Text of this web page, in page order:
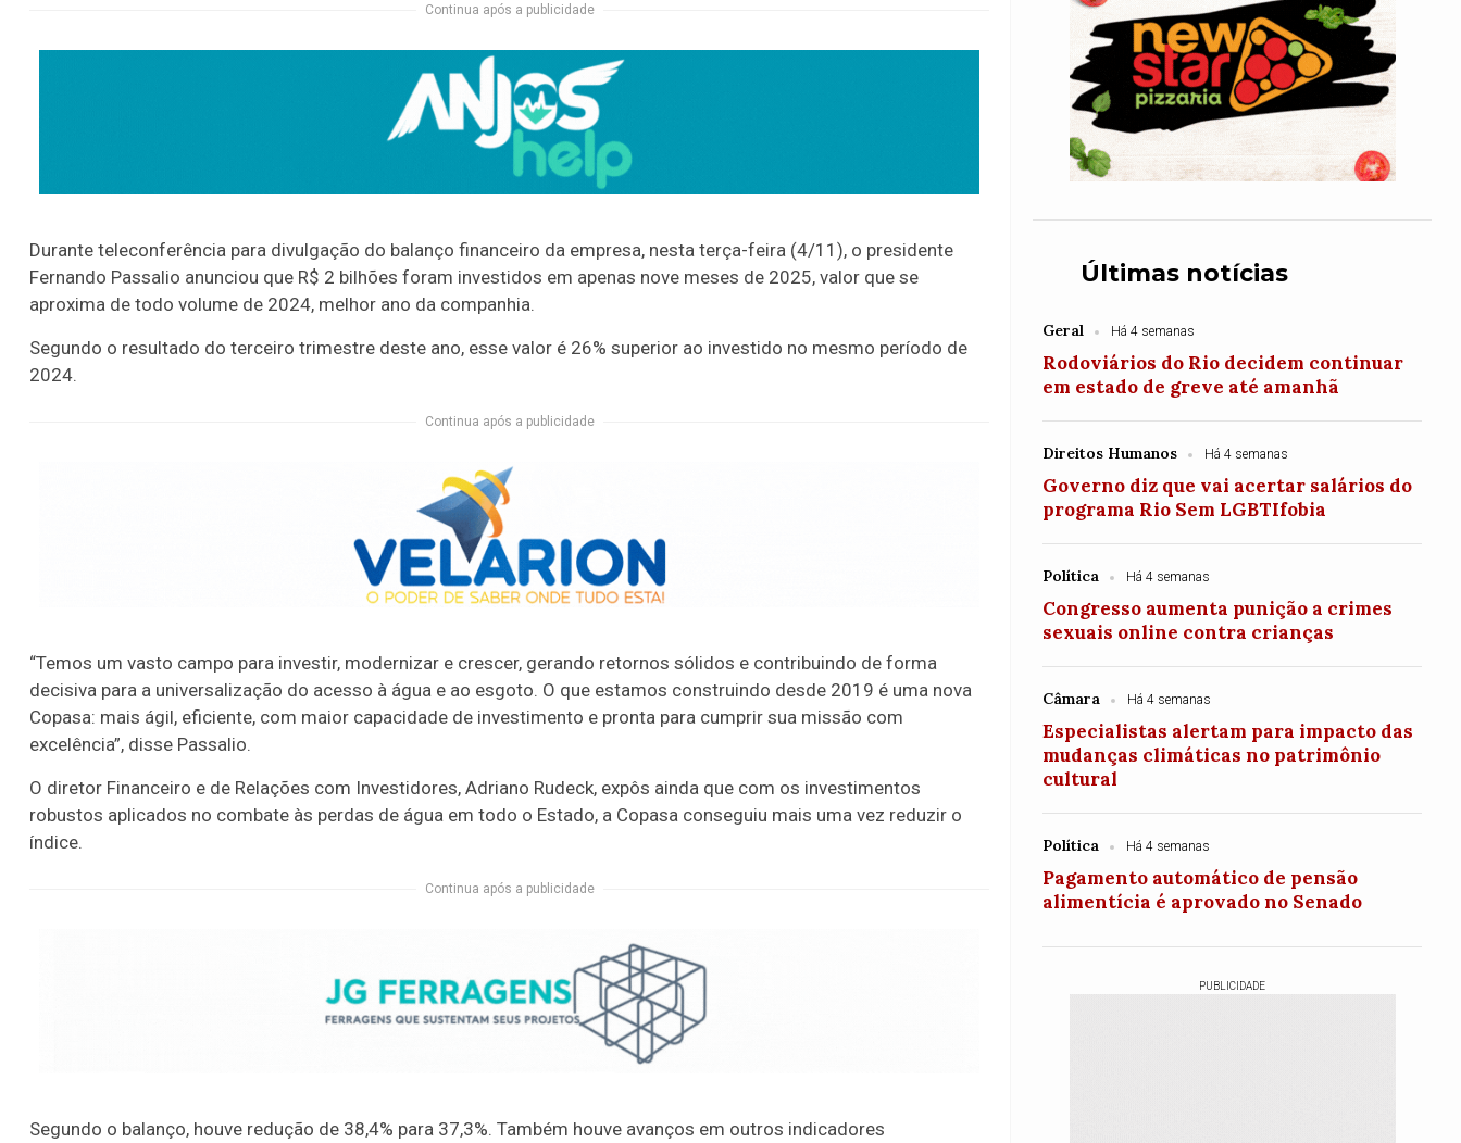
Continua após a publicidade
Durante teleconferência para divulgação do balanço financeiro da empresa, nesta terça-feira (4/11), o presidente
Fernando Passalio anunciou que R$ 2 bilhões foram investidos em apenas nove meses de 2025, valor que se
aproxima de todo volume de 2024, melhor ano da companhia.
Segundo o resultado do terceiro trimestre deste ano, esse valor é 26% superior ao investido no mesmo período de
2024.
Continua após a publicidade
“Temos um vasto campo para investir, modernizar e crescer, gerando retornos sólidos e contribuindo de forma
decisiva para a universalização do acesso à água e ao esgoto. O que estamos construindo desde 2019 é uma nova
Copasa: mais ágil, eficiente, com maior capacidade de investimento e pronta para cumprir sua missão com
excelência”, disse Passalio.
O diretor Financeiro e de Relações com Investidores, Adriano Rudeck, expôs ainda que com os investimentos
robustos aplicados no combate às perdas de água em todo o Estado, a Copasa conseguiu mais uma vez reduzir o
índice.
Continua após a publicidade
Segundo o balanço, houve redução de 38,4% para 37,3%. Também houve avanços em outros indicadores
Últimas notícias
Geral Há 4 semanas
Rodoviários do Rio decidem continuar
em estado de greve até amanhã
Direitos Humanos Há 4 semanas
Governo diz que vai acertar salários do
programa Rio Sem LGBTIfobia
Política Há 4 semanas
Congresso aumenta punição a crimes
sexuais online contra crianças
Câmara Há 4 semanas
Especialistas alertam para impacto das
mudanças climáticas no patrimônio
cultural
Política Há 4 semanas
Pagamento automático de pensão
alimentícia é aprovado no Senado
PUBLICIDADE